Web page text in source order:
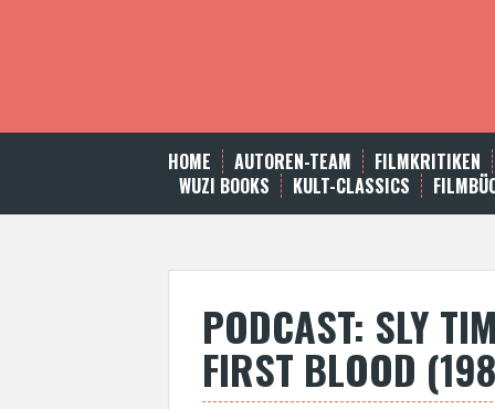
t
HOME AUTOREN-TEAM
FILMKRITIKEN
WUZI BOOKS
KULT-CLASSICS
PODCAST: SLY
FIRST BLOOD